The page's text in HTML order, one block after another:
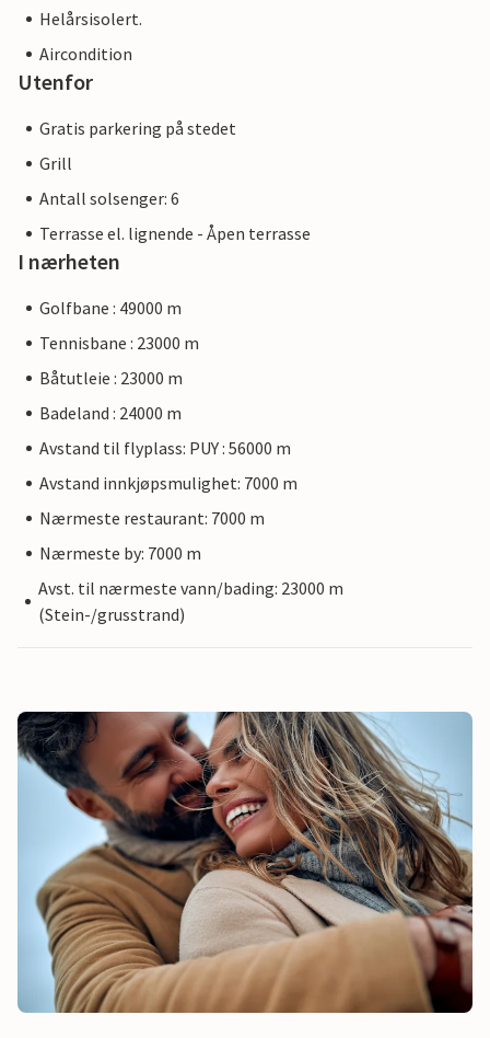
Helårsisolert.
Aircondition
Utenfor
Gratis parkering på stedet
Grill
Antall solsenger: 6
Terrasse el. lignende - Åpen terrasse
I nærheten
Golfbane : 49000 m
Tennisbane : 23000 m
Båtutleie : 23000 m
Badeland : 24000 m
Avstand til flyplass: PUY : 56000 m
Avstand innkjøpsmulighet: 7000 m
Nærmeste restaurant: 7000 m
Nærmeste by: 7000 m
Avst. til nærmeste vann/bading: 23000 m
(Stein-/grusstrand)